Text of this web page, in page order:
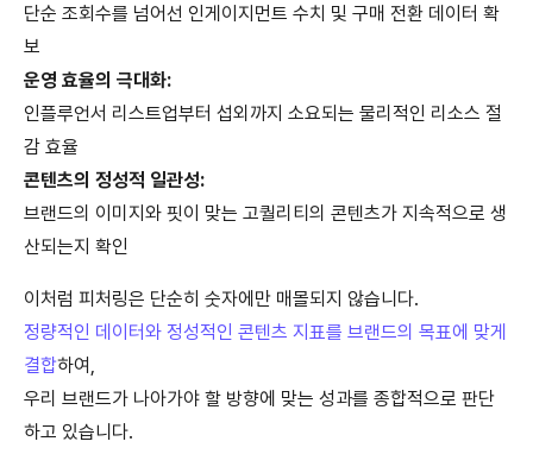
단순 조회수를 넘어선 인게이지먼트 수치 및 구매 전환 데이터 확
보
운영 효율의 극대화:
인플루언서 리스트업부터 섭외까지 소요되는 물리적인 리소스 절
감 효율
콘텐츠의 정성적 일관성:
브랜드의 이미지와 핏이 맞는 고퀄리티의 콘텐츠가 지속적으로 생
산되는지 확인
이처럼 피처링은 단순히 숫자에만 매몰되지 않습니다.
정량적인 데이터와 정성적인 콘텐츠 지표를 브랜드의 목표에 맞게
결합하여,
우리 브랜드가 나아가야 할 방향에 맞는 성과를 종합적으로 판단
하고 있습니다.